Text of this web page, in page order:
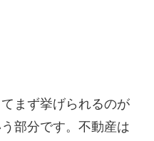
まず挙げられるのが
部分です。不動産は